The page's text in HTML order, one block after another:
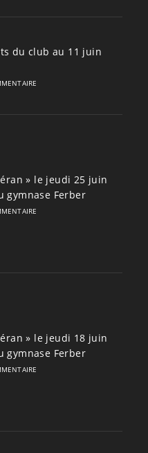
du club au 11 juin
» le jeudi 25 juin
gymnase Ferber
» le jeudi 18 juin
gymnase Ferber